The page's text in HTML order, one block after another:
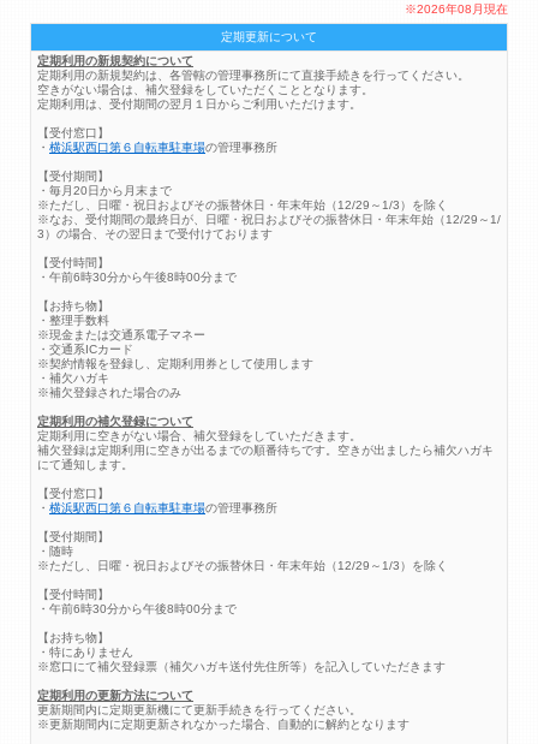
※2026年08月現在
定期更新について
定期利用の新規契約について
定期利用の新規契約は、各管轄の管理事務所にて直接手続きを行ってください。
空きがない場合は、補欠登録をしていただくこととなります。
定期利用は、受付期間の翌月１日からご利用いただけます。
【受付窓口】
・ 横浜駅西口第６自転車駐車場の管理事務所
【受付期間】
・毎月20日から月末まで
※ただし、日曜・祝日およびその振替休日・年末年始（12/29～1/3）を除く
※なお、受付期間の最終日が、日曜・祝日およびその振替休日・年末年始（12/29～1/
3）の場合、その翌日まで受付けております
【受付時間】
・午前6時30分から午後8時00分まで
【お持ち物】
・整理手数料
※現金または交通系電子マネー
・交通系ICカード
※契約情報を登録し、定期利用券として使用します
・補欠ハガキ
※補欠登録された場合のみ
定期利用の補欠登録について
定期利用に空きがない場合、補欠登録をしていただきます。
補欠登録は定期利用に空きが出るまでの順番待ちです。空きが出ましたら補欠ハガキ
にて通知します。
【受付窓口】
・ 横浜駅西口第６自転車駐車場の管理事務所
【受付期間】
・随時
※ただし、日曜・祝日およびその振替休日・年末年始（12/29～1/3）を除く
【受付時間】
・午前6時30分から午後8時00分まで
【お持ち物】
・特にありません
※窓口にて補欠登録票（補欠ハガキ送付先住所等）を記入していただきます
定期利用の更新方法について
更新期間内に定期更新機にて更新手続きを行ってください。
※更新期間内に定期更新されなかった場合、自動的に解約となります